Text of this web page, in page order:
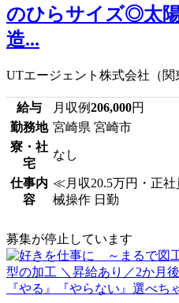
のひらサイズ◎太
造...
UTエージェント株式会社（関
給与 月収例206,000円
勤務地 宮崎県 宮崎市
寮・社
宅
なし
仕事内
容
≪月収20.5万円・正
械操作 日勤
募集が停止しています